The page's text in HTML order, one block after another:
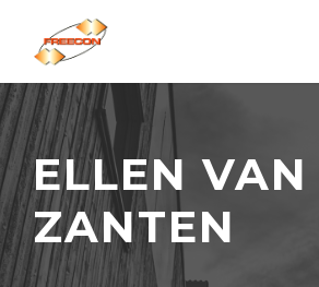
ELLEN VAN
ZANTEN